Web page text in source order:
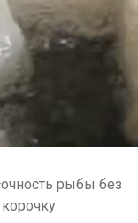
рыбы без